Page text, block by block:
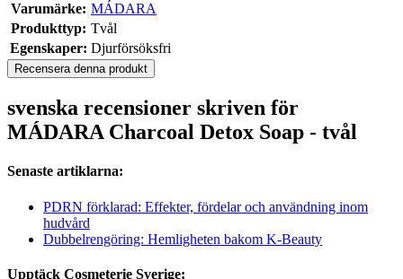
Varumärke: MÁDARA
Produkttyp: Tvål
Egenskaper: Djurförsöksfri
Recensera denna produkt
svenska recensioner skriven för
MÁDARA Charcoal Detox Soap - tvål
Senaste artiklarna:
PDRN förklarad: Effekter, fördelar och användning inom
hudvård
Dubbelrengöring: Hemligheten bakom K-Beauty
Upptäck Cosmeterie Sverige: